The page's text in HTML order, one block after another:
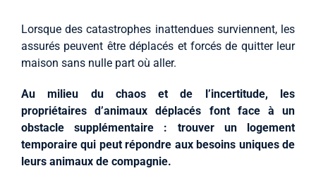
Lorsque des catastrophes inattendues surviennent, les
assurés peuvent être déplacés et forcés de quitter leur
maison sans nulle part où aller.
Au milieu du chaos et de l’incertitude, les
propriétaires d’animaux déplacés font face à un
obstacle supplémentaire : trouver un logement
temporaire qui peut répondre aux besoins uniques de
leurs animaux de compagnie.